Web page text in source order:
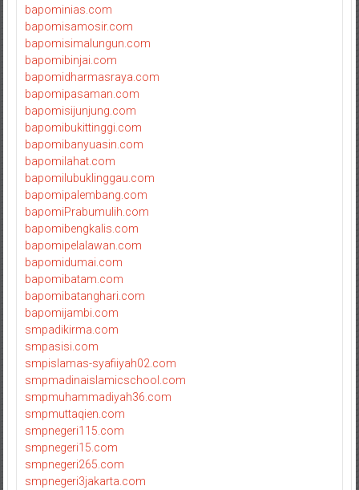
bapominias.com
bapomisamosir.com
bapomisimalungun.com
bapomibinjai.com
bapomidharmasraya.com
bapomipasaman.com
bapomisijunjung.com
bapomibukittinggi.com
bapomibanyuasin.com
bapomilahat.com
bapomilubuklinggau.com
bapomipalembang.com
bapomiPrabumulih.com
bapomibengkalis.com
bapomipelalawan.com
bapomidumai.com
bapomibatam.com
bapomibatanghari.com
bapomijambi.com
smpadikirma.com
smpasisi.com
smpislamas-syafiiyah02.com
smpmadinaislamicschool.com
smpmuhammadiyah36.com
smpmuttaqien.com
smpnegeri115.com
smpnegeri15.com
smpnegeri265.com
smpnegeri3jakarta.com